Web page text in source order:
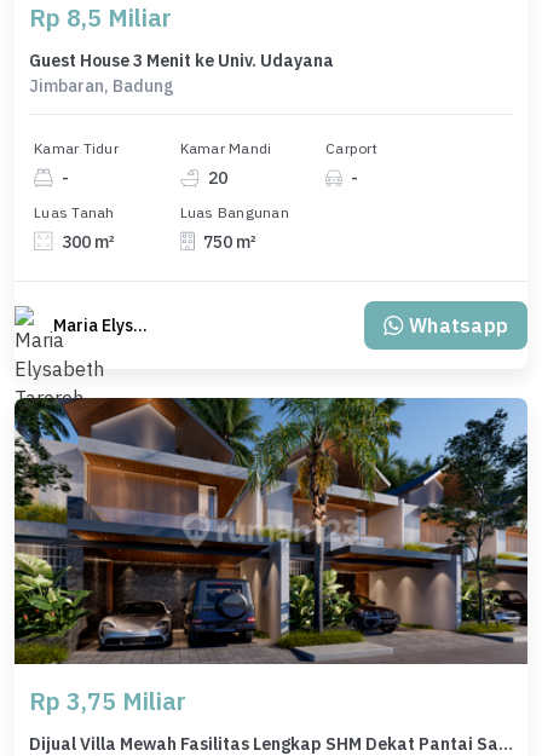
Rp 8,5 Miliar
Guest House 3 Menit ke Univ. Udayana
Jimbaran, Badung
Kamar Tidur
-
Kamar Mandi
20
Carport
-
Luas Tanah
300 m²
Luas Bangunan
750 m²
Maria Elysabeth Taroreh Whatsapp
Rp 3,75 Miliar
Dijual Villa Mewah Fasilitas Lengkap SHM Dekat Pantai Sanur Bali